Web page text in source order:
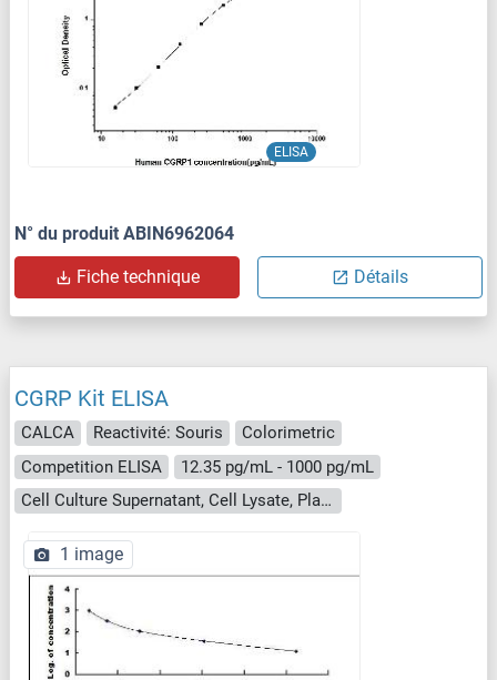
ELISA
N° du produit ABIN6962064
Fiche technique Détails
CGRP Kit ELISA
CALCA Reactivité: Souris
Colorimetric
Competition ELISA
12.35 pg/mL - 1000 pg/mL
Cell Culture Supernatant, Cell Lysate, Plasma, Serum, Tissue Homogenate
1 image